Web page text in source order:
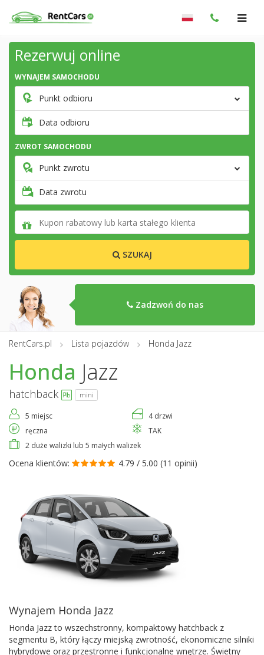
Rezerwuj online
WYNAJEM SAMOCHODU
Punkt odbioru
Data odbioru
ZWROT SAMOCHODU
Punkt zwrotu
Data zwrotu
SZUKAJ
Zadzwoń do nas
RentCars.pl Lista pojazdów Honda Jazz
Honda Jazz
hatchback mini
5 miejsc
4 drzwi
ręczna
TAK
2 duże walizki lub 5 małych walizek
Ocena klientów: 4.79 / 5.00 (11 opinii)
Wynajem Honda Jazz
Honda Jazz to wszechstronny, kompaktowy hatchback z
segmentu B, który łączy miejską zwrotność, ekonomiczne silniki
hybrydowe oraz przestronne i funkcjonalne wnętrze. Świetny